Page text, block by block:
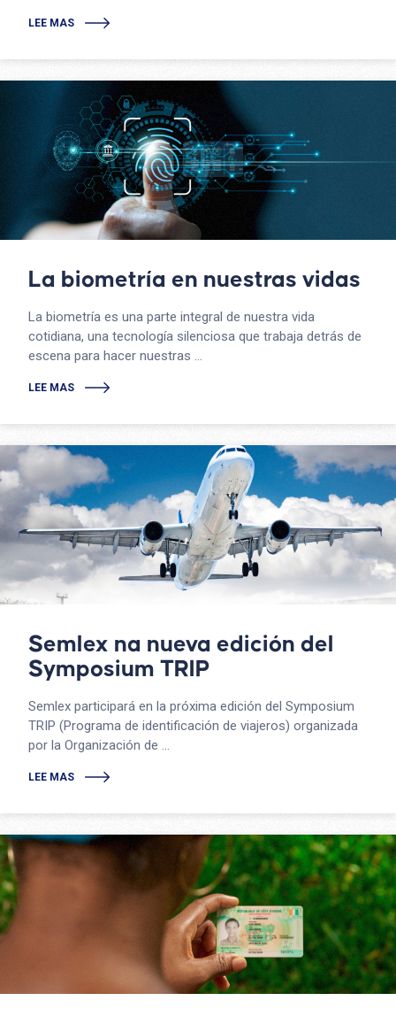
LEE MAS
La biometría en nuestras vidas
La biometría es una parte integral de nuestra vida
cotidiana, una tecnología silenciosa que trabaja detrás de
escena para hacer nuestras ...
LEE MAS
Semlex na nueva edición del
Symposium TRIP
Semlex participará en la próxima edición del Symposium
TRIP (Programa de identificación de viajeros) organizada
por la Organización de ...
LEE MAS